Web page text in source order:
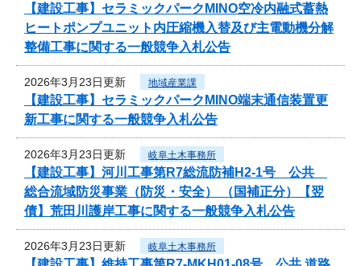
【建設工事】セラミックパークMINO空冷内融式蓄熱
ヒートポンプユニット内圧縮機入替及び主電動機分解
整備工事に関する一般競争入札公告
2026年3月23日更新 地域産業課
【建設工事】セラミックパークMINO端末通信装置更
新工事に関する一般競争入札公告
2026年3月23日更新 岐阜土木事務所
【建設工事】河川工事第R7総流防補H2-1号 公共
総合流域防災事業（防災・安全） （国補正分）【翌
債】荒田川護岸工事に関する一般競争入札公告
2026年3月23日更新 岐阜土木事務所